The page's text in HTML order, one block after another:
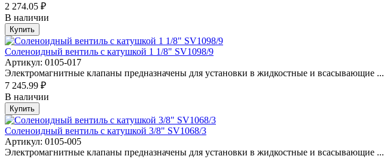
2 274.05 ₽
В наличии
Купить
Соленоидный вентиль с катушкой 1 1/8" SV1098/9
Артикул: 0105-017
Электромагнитные клапаны предназначены для установки в жидкостные и всасывающие ...
7 245.99 ₽
В наличии
Купить
Соленоидный вентиль с катушкой 3/8" SV1068/3
Артикул: 0105-005
Электромагнитные клапаны предназначены для установки в жидкостные и всасывающие ...